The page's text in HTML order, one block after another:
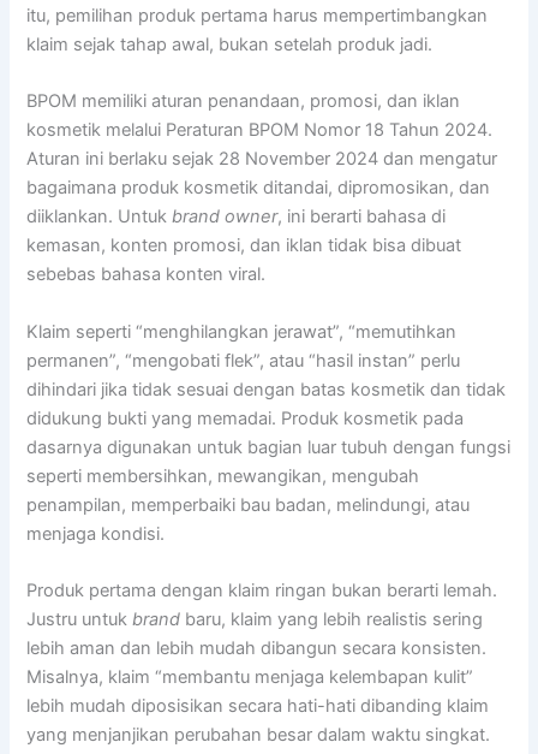
itu, pemilihan produk pertama harus mempertimbangkan
klaim sejak tahap awal, bukan setelah produk jadi.
BPOM memiliki aturan penandaan, promosi, dan iklan
kosmetik melalui Peraturan BPOM Nomor 18 Tahun 2024.
Aturan ini berlaku sejak 28 November 2024 dan mengatur
bagaimana produk kosmetik ditandai, dipromosikan, dan
diiklankan. Untukbrand owner, ini berarti bahasa di
kemasan, konten promosi, dan iklan tidak bisa dibuat
sebebas bahasa konten viral.
Klaim seperti “menghilangkan jerawat”, “memutihkan
permanen”, “mengobati flek”, atau “hasil instan” perlu
dihindari jika tidak sesuai dengan batas kosmetik dan tidak
didukung bukti yang memadai. Produk kosmetik pada
dasarnya digunakan untuk bagian luar tubuh dengan fungsi
seperti membersihkan, mewangikan, mengubah
penampilan, memperbaiki bau badan, melindungi, atau
menjaga kondisi.
Produk pertama dengan klaim ringan bukan berarti lemah.
Justru untukbrand baru, klaim yang lebih realistis sering
lebih aman dan lebih mudah dibangun secara konsisten.
Misalnya, klaim “membantu menjaga kelembapan kulit”
lebih mudah diposisikan secara hati-hati dibanding klaim
yang menjanjikan perubahan besar dalam waktu singkat.